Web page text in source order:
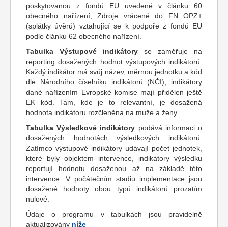
poskytovanou z fondů EU uvedené v článku 60
obecného nařízení, Zdroje vrácené do FN OPZ+
(splátky úvěrů) vztahující se k podpoře z fondů EU
podle článku 62 obecného nařízení.
Tabulka Výstupové indikátory se zaměřuje na
reporting dosažených hodnot výstupových indikátorů.
Každý indikátor má svůj název, měrnou jednotku a kód
dle Národního číselníku indikátorů (NČI), indikátory
dané nařízením Evropské komise mají přidělen ještě
EK kód. Tam, kde je to relevantní, je dosažená
hodnota indikátoru rozčleněna na muže a ženy.
Tabulka Výsledkové indikátory podává informaci o
dosažených hodnotách výsledkových indikátorů.
Zatímco výstupové indikátory udávají počet jednotek,
které byly objektem intervence, indikátory výsledku
reportují hodnotu dosaženou až na základě této
intervence. V počátečním stadiu implementace jsou
dosažené hodnoty obou typů indikátorů prozatím
nulové.
Údaje o programu v tabulkách jsou pravidelně
aktualizovány níže